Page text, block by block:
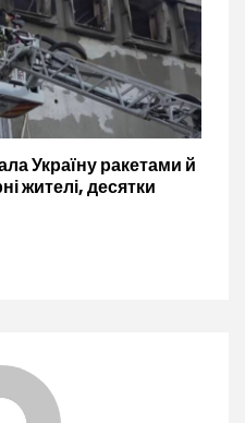
Україну ракетами й
жителі, десятки